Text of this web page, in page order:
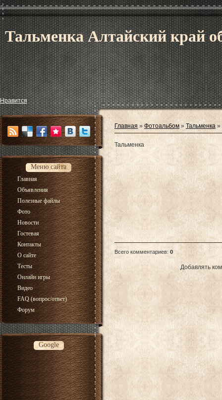
Тальменка Алтайский край
Нравится
Меню сайта
Главная
Объявления
Полезные файлы
Фото
Новости
Гостевая
Контакты
О сайте
Тесты
Онлайн игры
Видео
FAQ (вопрос/ответ)
Форум
Google
Главная » Фотоальбом » Тальменка »
Тальменка
Всего комментариев: 0
Добавлять